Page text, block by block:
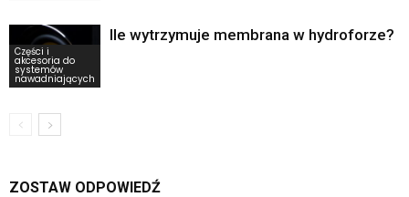
Części i
akcesoria do
systemów
nawadniających
Ile wytrzymuje membrana w hydroforze?
ZOSTAW ODPOWIEDŹ